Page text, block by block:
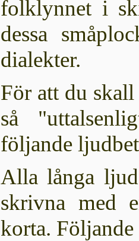
folklynnet i
dessa
dialekter.
För att du
så
följande
Alla långa
skrivna med
korta.